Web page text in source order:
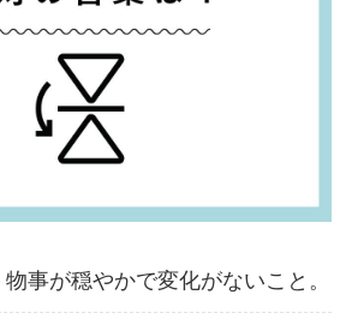
事が穏やかで変化がないこと。